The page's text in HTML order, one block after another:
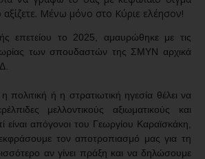
Μένω μόνο στο Κύριε ελέησον!
επετείου το 2025, αμαυρώθηκε με τις
των σπουδαστών της ΣΜΥΝ αρχικά
πολιτική ή η στρατιωτική ηγεσία θέλει να
μελλοντικούς αξιωματικούς και
είναι απόγονοι του Γεωργίου Καραϊσκάκη,
τον αποτροπιασμό μας για τη
αν γίνει πράξη και να δηλώσουμε